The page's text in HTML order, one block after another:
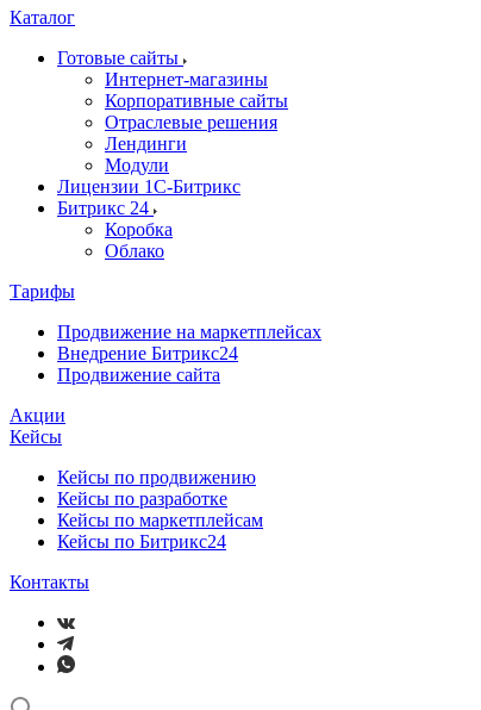
Каталог
Готовые сайты
Интернет-магазины
Корпоративные сайты
Отраслевые решения
Лендинги
Модули
Лицензии 1С-Битрикс
Битрикс 24
Коробка
Облако
Тарифы
Продвижение на маркетплейсах
Внедрение Битрикс24
Продвижение сайта
Акции
Кейсы
Кейсы по продвижению
Кейсы по разработке
Кейсы по маркетплейсам
Кейсы по Битрикс24
Контакты